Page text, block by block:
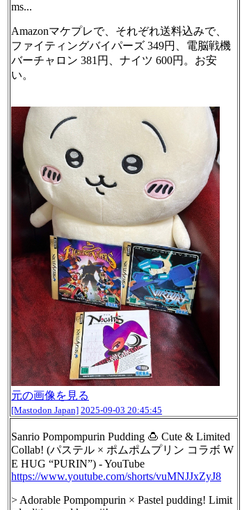
ms...
Amazonマケプレで、それぞれ送料込みで、
ファイティングバイパーズ 349円、電脳戦機
バーチャロン 381円、ナイツ 600円。お安
い。
元の画像を見る
[Mastodon Japan] 2025-09-03 20:45:45
Sanrio Pompompurin Pudding 🍮 Cute & Limited
Collab! (パステル × ポムポムプリン コラボ W
E HUG “PURIN”) - YouTube
https://www.youtube.com/shorts/vuMNJJxZyJ8
> Adorable Pompompurin × Pastel pudding! Limit